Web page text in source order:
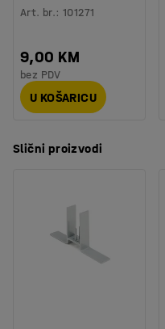
Art. br.:101271
9,00 KM
bez PDV
U KOŠARICU
Slični proizvodi